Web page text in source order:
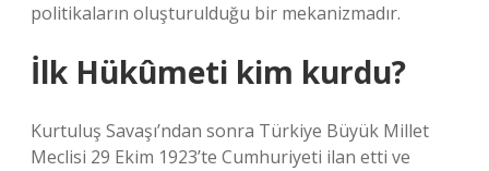
politikaların oluşturulduğu bir mekanizmadır.
İlk Hükûmeti kim kurdu?
Kurtuluş Savaşı’ndan sonra Türkiye Büyük Millet
Meclisi 29 Ekim 1923’te Cumhuriyeti ilan etti ve